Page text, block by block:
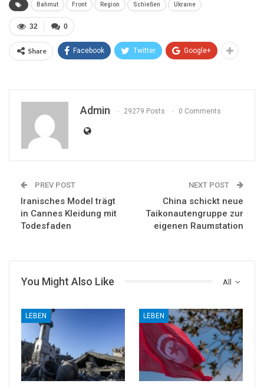
Bahmut Front Region Schießen Ukraine
0
32
Share Facebook Twitter Google+
Admin 29279 Posts 0 Comments
PREV POST
Iranisches Model trägt
in Cannes Kleidung mit
Todesfaden
NEXT POST
China schickt neue
Taikonautengruppe zur
eigenen Raumstation
All
You Might Also Like
LEBEN LEBEN